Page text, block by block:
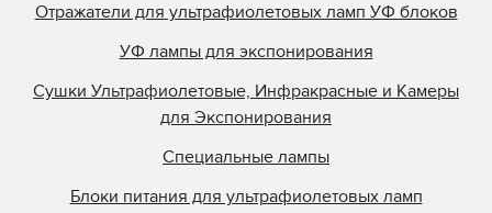
Отражатели для ультрафиолетовых ламп УФ блоков
УФ лампы для экспонирования
Сушки Ультрафиолетовые, Инфракрасные и Камеры
для Экспонирования
Специальные лампы
Блоки питания для ультрафиолетовых ламп